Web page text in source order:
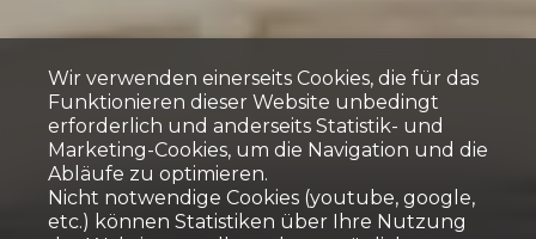
Wir verwenden einerseits Cookies, die für das
Funktionieren dieser Website unbedingt
erforderlich und anderseits Statistik- und
Marketing-Cookies, um die Navigation und die
Abläufe zu optimieren.
Nicht notwendige Cookies (youtube, google,
etc.) können Statistiken über Ihre Nutzung